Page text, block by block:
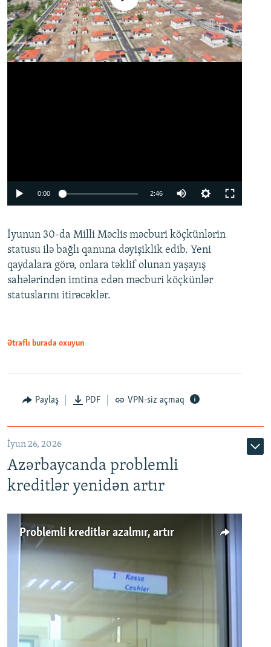
Auto 240p 360p 480p
720p 1080p
0:00 2:46
360p
480p
720p
İyunun 30-da Milli Məclis məcburi köçkünlərin
statusu ilə bağlı qanuna dəyişiklik edib. Yeni
qaydalara görə, onlara təklif olunan yaşayış
sahələrindən imtina edən məcburi köçkünlər
statuslarını itirəcəklər.
Ətraflı burada oxuyun
Paylaş PDF VPN-siz açmaq
İyun 26, 2026
Azərbaycanda problemli
kreditlər yenidən artır
Problemli kreditlər azalmır, artır